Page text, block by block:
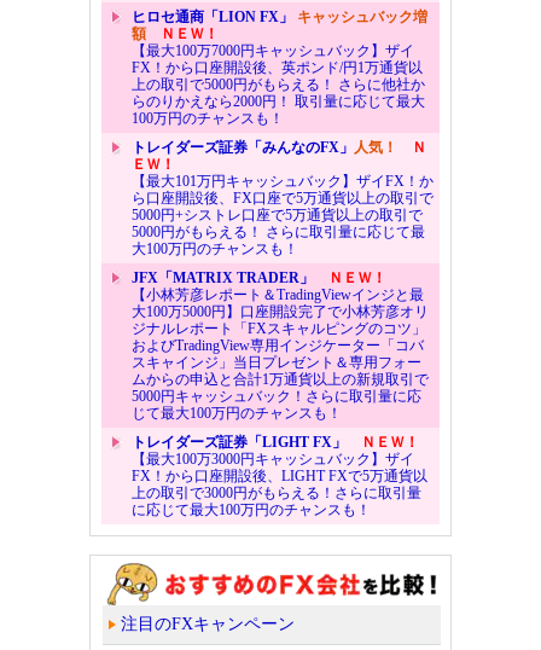
ヒロセ通商「LION FX」 キャッシュバック増
額ＮＥＷ！
【最大100万7000円キャッシュバック】ザイ
FX！から口座開設後、英ポンド/円1万通貨以
上の取引で5000円がもらえる！ さらに他社か
らのりかえなら2000円！ 取引量に応じて最大
100万円のチャンスも！
トレイダーズ証券「みんなのFX」 人気！
Ｎ
ＥＷ！
【最大101万円キャッシュバック】ザイFX！か
ら口座開設後、FX口座で5万通貨以上の取引で
5000円+シストレ口座で5万通貨以上の取引で
5000円がもらえる！ さらに取引量に応じて最
大100万円のチャンスも！
JFX「MATRIX TRADER」
ＮＥＷ！
【小林芳彦レポート＆TradingViewインジと最
大100万5000円】口座開設完了で小林芳彦オリ
ジナルレポート「FXスキャルピングのコツ」
およびTradingView専用インジケーター「コバ
スキャインジ」当日プレゼント＆専用フォー
ムからの申込と合計1万通貨以上の新規取引で
5000円キャッシュバック！さらに取引量に応
じて最大100万円のチャンスも！
トレイダーズ証券「LIGHT FX」
ＮＥＷ！
【最大100万3000円キャッシュバック】ザイ
FX！から口座開設後、LIGHT FXで5万通貨以
上の取引で3000円がもらえる！さらに取引量
に応じて最大100万円のチャンスも！
注目のFXキャンペーン